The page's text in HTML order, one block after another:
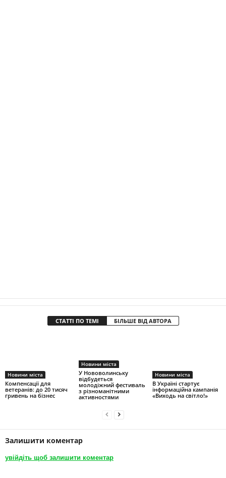
СТАТТІ ПО ТЕМІ БІЛЬШЕ ВІД АВТОРА
Новини міста
Компенсації для
ветеранів: до 20 тисяч
гривень на бізнес
Новини міста
У Нововолинську
відбудеться
молодіжний фестиваль
з різноманітними
активностями
Новини міста
В Україні стартує
інформаційна кампанія
«Виходь на світло!»
Залишити коментар
увійдіть щоб залишити коментар